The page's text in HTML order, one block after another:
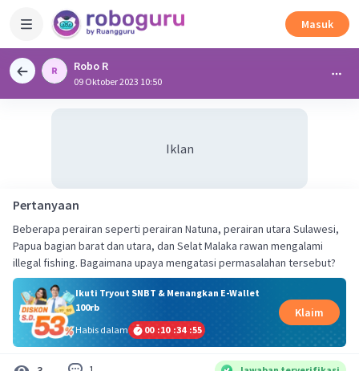
Masuk
Robo R
09 Oktober 2023 10:50
Iklan
Pertanyaan
Beberapa perairan seperti perairan Natuna, perairan utara Sulawesi,
Papua bagian barat dan utara, dan Selat Malaka rawan mengalami
illegal fishing. Bagaimana upaya mengatasi permasalahan tersebut?
Ikuti Tryout SNBT & Menangkan E-Wallet
100rb
Habis dalam
00 :10 :34 :55
Klaim